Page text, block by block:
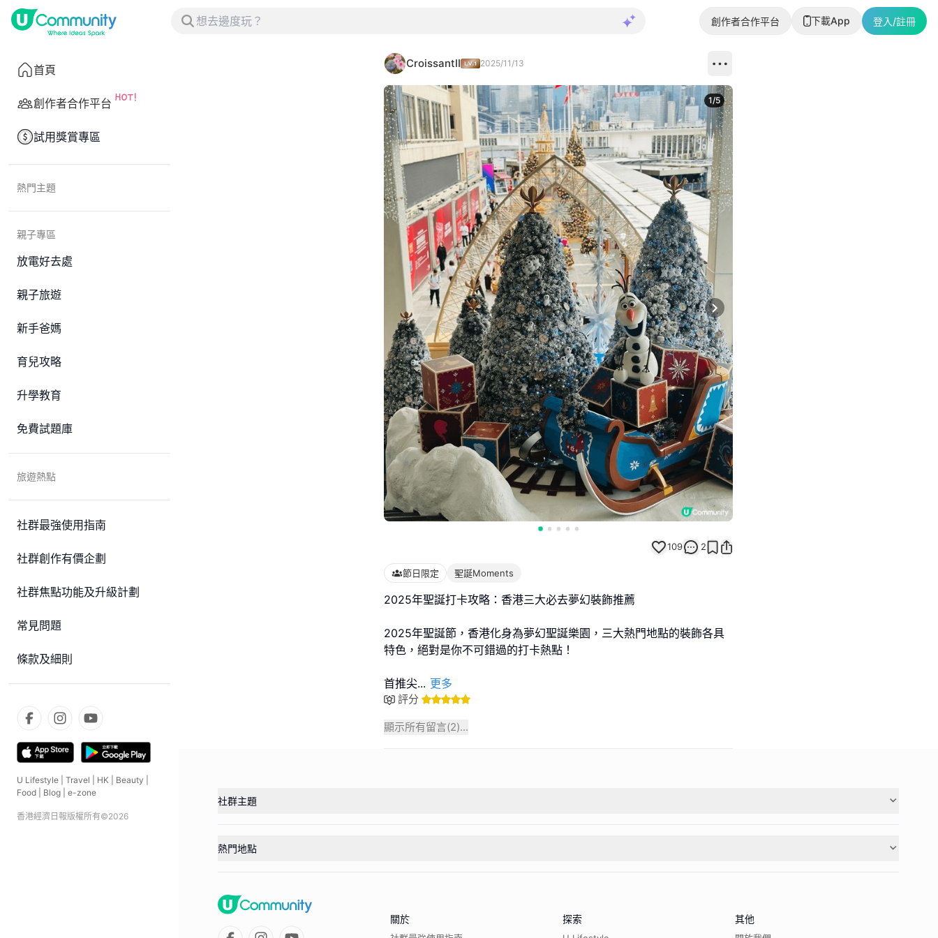
創作者合作平台 下載App 登入/註冊
首頁
創作者合作平台
試用獎賞專區
熱門主題
親子專區
放電好去處
親子旅遊
新手爸媽
育兒攻略
升學教育
免費試題庫
旅遊熱點
社群最強使用指南
社群創作有價企劃
社群焦點功能及升級計劃
常見問題
條款及細則
U Lifestyle Travel HK Beauty
Food
Blog e-zone
香港經濟日報版權所有©2026
CroissantII 2025/11/13
Next slide
1/5
109 2
節日限定 聖誕Moments
2025年聖誕打卡攻略：香港三大必去夢幻裝飾推薦
2025年聖誕節，香港化身為夢幻聖誕樂園，三大熱門地點的裝飾各具
特色，絕對是你不可錯過的打卡熱點！
首推尖... 更多
評分
顯示所有留言(2)...
社群主題
熱門地點
關於 探索 其他